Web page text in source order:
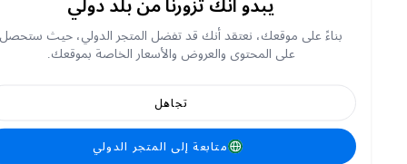
هل أحصل على الرصيد على الفور في حسابي على
فارلايت 84 ؟
مباشرةً إلى حساب Farlight 84 الخاص بك.
كيف يمكنني العثور على معرف المستخدم الخاص
بي في فارلايت 84 ؟
يبدو أنك تزورنا من بلد دولي
بناءً على موقعك، نعتقد أنك قد تفضل المتجر الدولي، حيث ستحصل
على المحتوى والعروض والأسعار الخاصة بموقعك.
متابعة إلى المتجر الدولي